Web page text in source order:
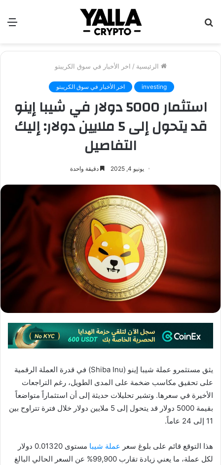
الرئيسية / اخر الأخبار في سوق الكريبتو
investing اخر الأخبار في سوق الكريبتو
استثمار 5000 دولار في شيبا إينو
قد يتحول إلى 5 ملايين دولار: إليك
التفاصيل
يونيو 4, 2025 دقيقة واحدة
يثق مستثمرو عملة شيبا إينو (Shiba Inu) في قدرة العملة الرقمية
على تحقيق مكاسب ضخمة على المدى الطويل، رغم التراجعات
الأخيرة في سعرها. وتشير تحليلات حديثة إلى أن استثماراً متواضعاً
بقيمة 5000 دولار قد يتحول إلى 5 ملايين دولار خلال فترة تتراوح بين
11 إلى 24 عاماً.
هذا التوقع قائم على بلوغ سعر عملة شيبا
مستوى 0.01320 دولار
لكل عملة، ما يعني زيادة تقارب 99,900% عن السعر الحالي البالغ